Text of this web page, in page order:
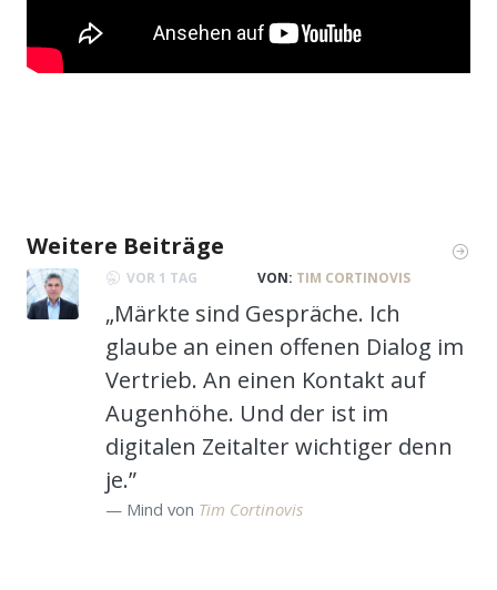
Weitere Beiträge
VOR 1 TAG VON: TIM CORTINOVIS
„Märkte sind Gespräche. Ich
glaube an einen offenen Dialog im
Vertrieb. An einen Kontakt auf
Augenhöhe. Und der ist im
digitalen Zeitalter wichtiger denn
je.”
Mind von Tim Cortinovis